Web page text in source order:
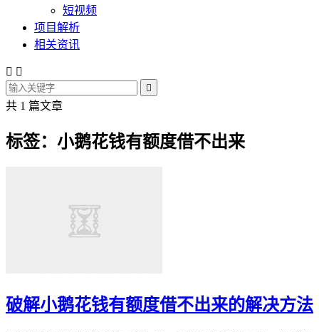
短视频
项目解析
相关资讯
 

共 1 篇文章
标签：小鹅花钱有额度借不出来
破解小鹅花钱有额度借不出来的解决方法